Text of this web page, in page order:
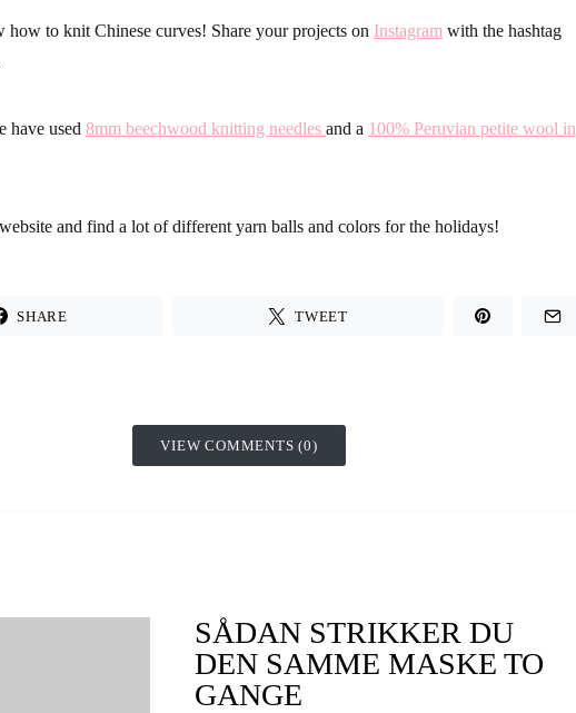
to knit Chinese curves! Share your projects on Instagram with the hashtag
have used 8mm beechwood knitting needles and a 100% Peruvian petite wool in
and find a lot of different yarn balls and colors for the holidays!
SHARE TWEET
VIEW COMMENTS (0)
SÅDAN STRIKKER DU
DEN SAMME MASKE TO
GANGE